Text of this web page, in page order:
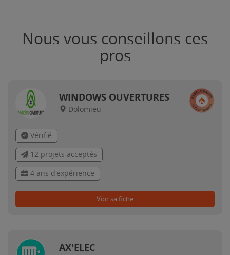
Nous vous conseillons ces
pros
WINDOWS OUVERTURES
Dolomieu
Vérifié
12 projets acceptés
4 ans d'expérience
Voir sa fiche
AX'ELEC